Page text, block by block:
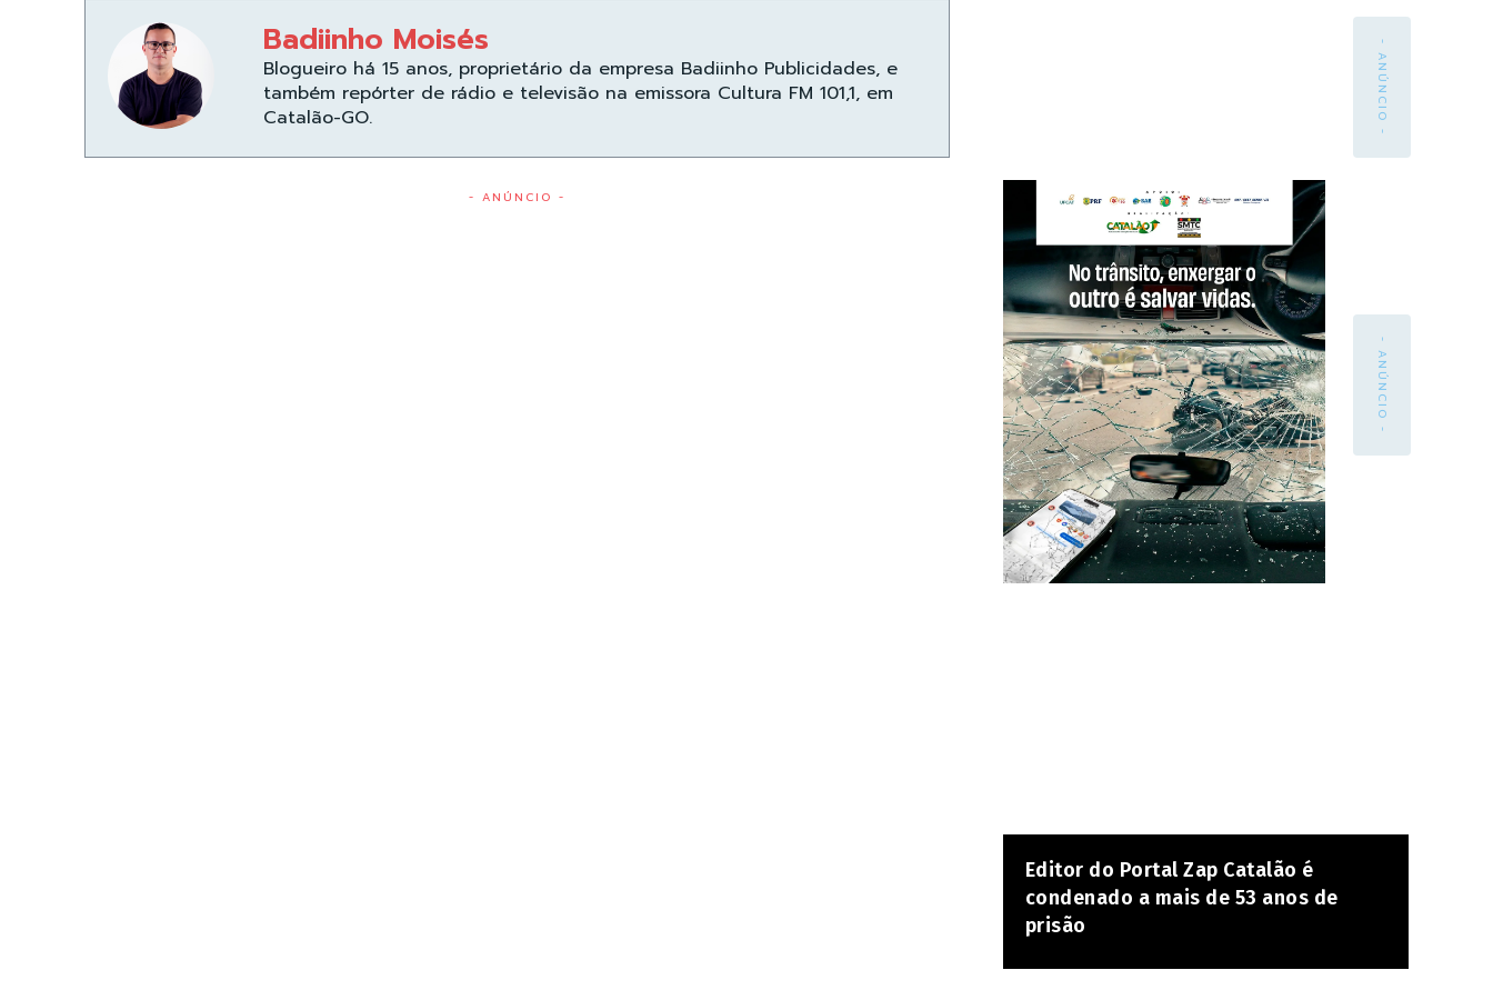
Badiinho Moisés
Blogueiro há 15 anos, proprietário da empresa Badiinho Publicidades, e
também repórter de rádio e televisão na emissora Cultura FM 101,1, em
Catalão-GO.
- ANÚNCIO -
- ANÚNCIO -
- ANÚNCIO -
Editor do Portal Zap Catalão é
condenado a mais de 53 anos de
prisão